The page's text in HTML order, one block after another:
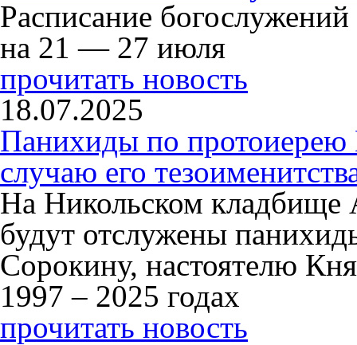
Расписание
на 21 — 27 июля
прочитать новость
18.07.2025
Панихиды по
случаю его
На Никольском кладбище
будут отслужены
Сорокину, настоятелю
1997 – 2025 годах
прочитать новость